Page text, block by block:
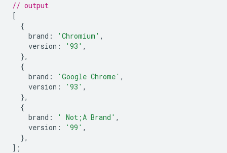
// output
[
{
brand : 'Chromium' ,
version : '93' ,
},
{
brand : 'Google Chrome' ,
version : '93' ,
},
{
brand : ' Not;A Brand' ,
version : '99' ,
},
];